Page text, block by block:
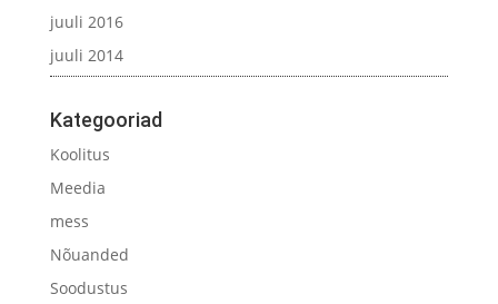
juuli 2016
juuli 2014
Kategooriad
Koolitus
Meedia
mess
Nõuanded
Soodustus